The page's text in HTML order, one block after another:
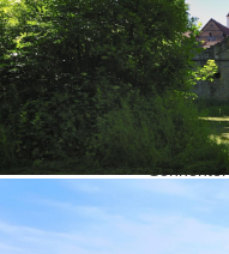
Eingang,